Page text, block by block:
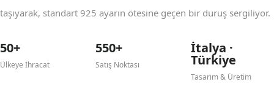
taşıyarak, standart 925 ayarın ötesine geçen bir duruş sergiliyor.
50+
Ülkeye İhracat
550+
Satış Noktası
İtalya ·
Türkiye
Tasarım & Üretim